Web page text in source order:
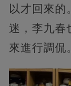
以才回來的
迷，李九春
來進行調侃